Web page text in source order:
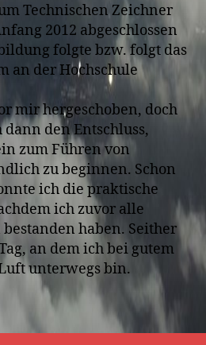
Technischen Zeichner
2012 abgeschlossen
folgte bzw. folgt das
an der Hochschule
mir hergeschoben, doch
dann den Entschluss,
zum Führen von
zu beginnen. Schon
ich die praktische
ich zuvor alle
haben. Seither
an dem ich bei gutem
unterwegs bin.